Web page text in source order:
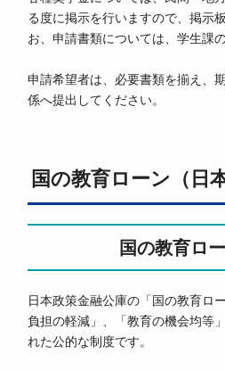
る度に掲示を行いますので、掲示
お、申請書類については、学生課
申請希望者は、必要書類を揃え、
係へ提出してください。
国の教育ローン（日
国の教育ロ
日本政策金融公庫の「国の教育ロ
負担の軽減」、「教育の機会均等
れた公的な制度です。